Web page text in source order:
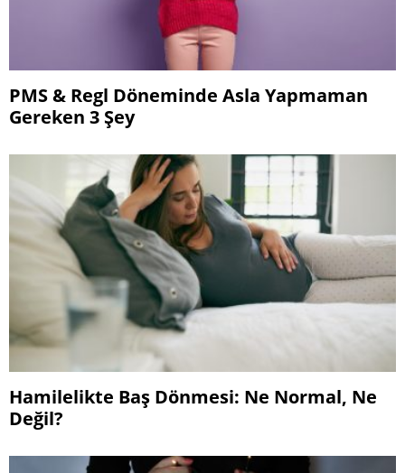
PMS & Regl Döneminde Asla Yapmaman
Gereken 3 Şey
Hamilelikte Baş Dönmesi: Ne Normal, Ne
Değil?